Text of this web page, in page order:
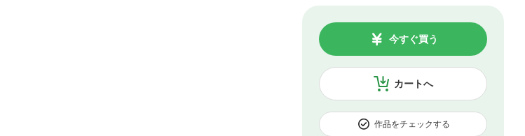
カートへ
今すぐ買う
作品をチェックする